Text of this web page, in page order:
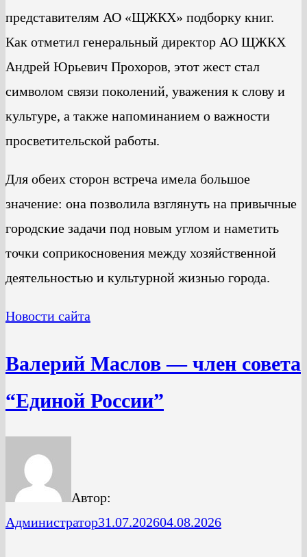
представителям АО «ЩЖКХ» подборку книг.
Как отметил генеральный директор АО ЩЖКХ
Андрей Юрьевич Прохоров, этот жест стал
символом связи поколений, уважения к слову и
культуре, а также напоминанием о важности
просветительской работы.
Для обеих сторон встреча имела большое
значение: она позволила взглянуть на привычные
городские задачи под новым углом и наметить
точки соприкосновения между хозяйственной
деятельностью и культурной жизнью города.
Новости сайта
Валерий Маслов — член совета
“Единой России”
Автор:
Администратор31.07.202604.08.2026